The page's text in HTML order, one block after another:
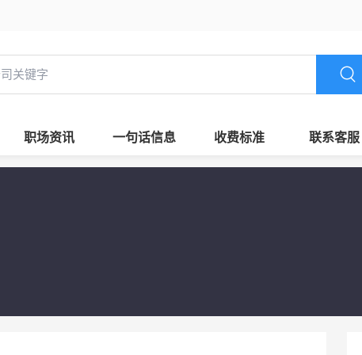
职场资讯 一句话信息 收费标准 联系客服